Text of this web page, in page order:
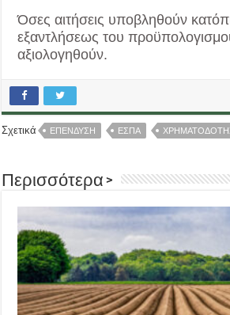
Όσες αιτήσεις υποβληθούν
εξαντλήσεως του
αξιολογηθούν.
Σχετικά ΕΠΕΝΔΥΣΗ ΕΣΠΑ
Περισσότερα >